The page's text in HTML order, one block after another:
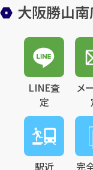
大阪勝山南
LINE査
定
メ
駅近 完